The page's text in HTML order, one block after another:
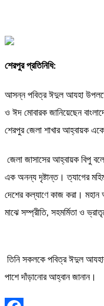
শেরপুর প্রতিনিধি:
আসন্ন পবিত্র ঈদুল আযহা
ও ঈদ মোবারক জানিয়েছেন
শেরপুর জেলা শাখার আহ্বায়ক
জেলা জাসাসের আহ্বায়ক বিপু
এক অনন্য দৃষ্টান্ত। ত্যাগের
দেশের কল্যাণে কাজ করা। মহান
মাঝে সম্প্রীতি, সহমর্মিতা ও
তিনি সকলকে পবিত্র ঈদুল
পাশে দাঁড়ানোর আহ্বান জানান।